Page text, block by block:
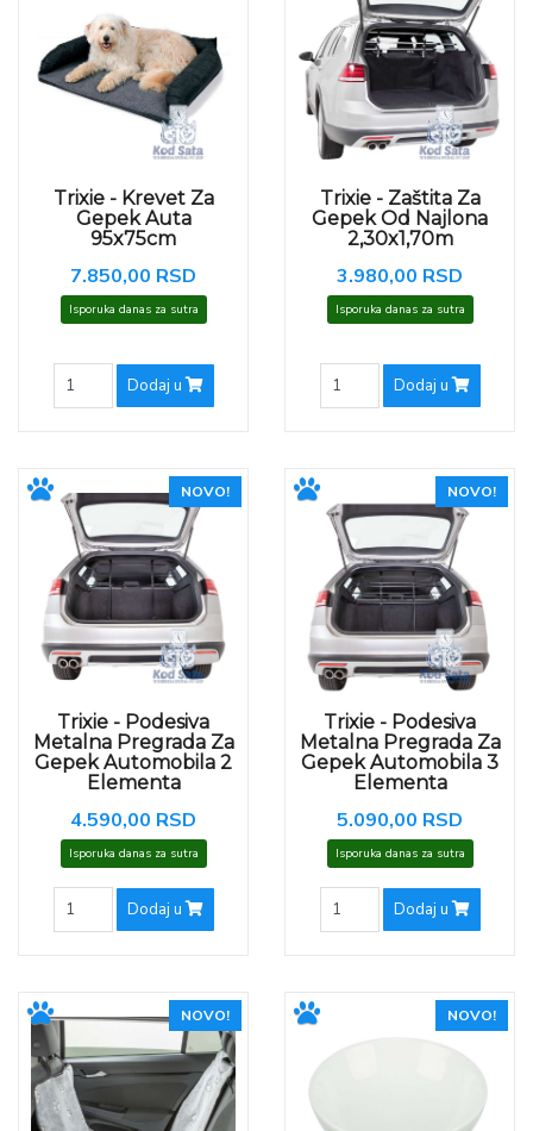
Trixie - Krevet Za
Gepek Auta
95x75cm
7.850,00 RSD
Isporuka danas za sutra
Dodaj u
Trixie - Zaštita Za
Gepek Od Najlona
2,30x1,70m
3.980,00 RSD
Isporuka danas za sutra
Dodaj u
NOVO!
Trixie - Podesiva
Metalna Pregrada Za
Gepek Automobila 2
Elementa
4.590,00 RSD
Isporuka danas za sutra
Dodaj u
NOVO!
Trixie - Podesiva
Metalna Pregrada Za
Gepek Automobila 3
Elementa
5.090,00 RSD
Isporuka danas za sutra
Dodaj u
NOVO! NOVO!